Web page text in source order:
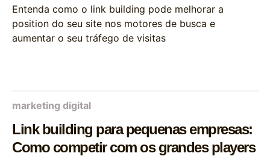
Entenda como o link building pode melhorar a
position do seu site nos motores de busca e
aumentar o seu tráfego de visitas
marketing digital
Link building para pequenas empresas:
Como competir com os grandes players